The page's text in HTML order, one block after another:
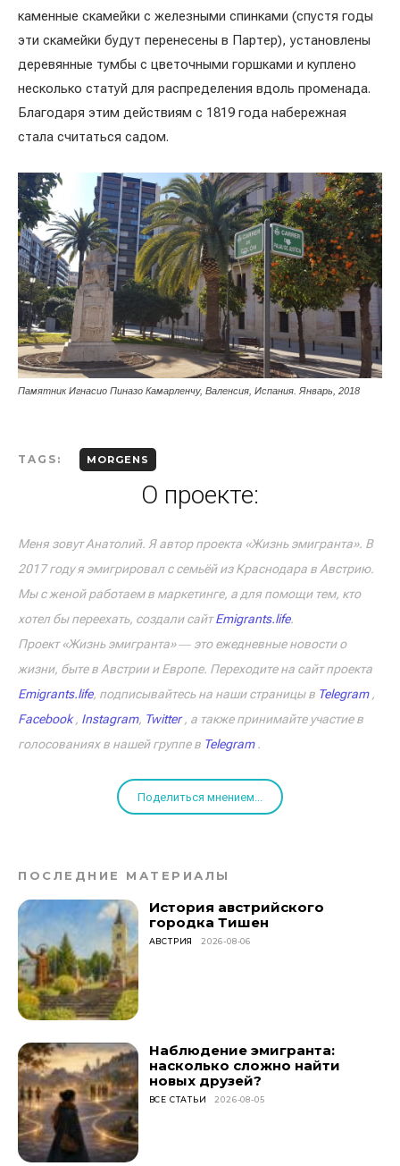
каменные скамейки с железными спинками (спустя годы
эти скамейки будут перенесены в Партер), установлены
деревянные тумбы с цветочными горшками и куплено
несколько статуй для распределения вдоль променада.
Благодаря этим действиям с 1819 года набережная
стала считаться садом.
Памятник Игнасио Пиназо Камарленчу, Валенсия, Испания. Январь, 2018
TAGS: MORGENS
О проекте:
Меня зовут Анатолий. Я автор проекта «Жизнь эмигранта». В
2017 году я эмигрировал с семьёй из Краснодара в Австрию.
Мы с женой работаем в маркетинге, а для помощи тем, кто
хотел бы переехать, создали сайтEmigrants.life.
Проект «Жизнь эмигранта» ― это ежедневные новости о
жизни, быте в Австрии и Европе. Переходите на сайт проекта
Emigrants.life, подписывайтесь на наши страницы в Telegram,
Facebook, Instagram, Twitter, а также принимайте участие в
голосованиях в нашей группе в Telegram.
Поделиться мнением...
ПОСЛЕДНИЕ МАТЕРИАЛЫ
История австрийского
городка Тишен
АВСТРИЯ 2026-08-06
Наблюдение эмигранта:
насколько сложно найти
новых друзей?
ВСЕ СТАТЬИ 2026-08-05